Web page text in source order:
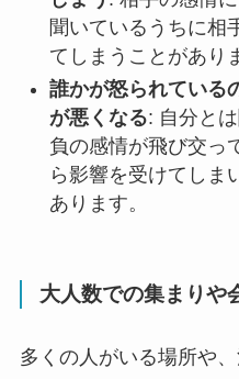
聞いているうちに相
てしまうことがあり
誰かが怒られている
が悪くなる: 自分と
負の感情が飛び交っ
ら影響を受けてしま
あります。
大人数での集まりや
多くの人がいる場所や